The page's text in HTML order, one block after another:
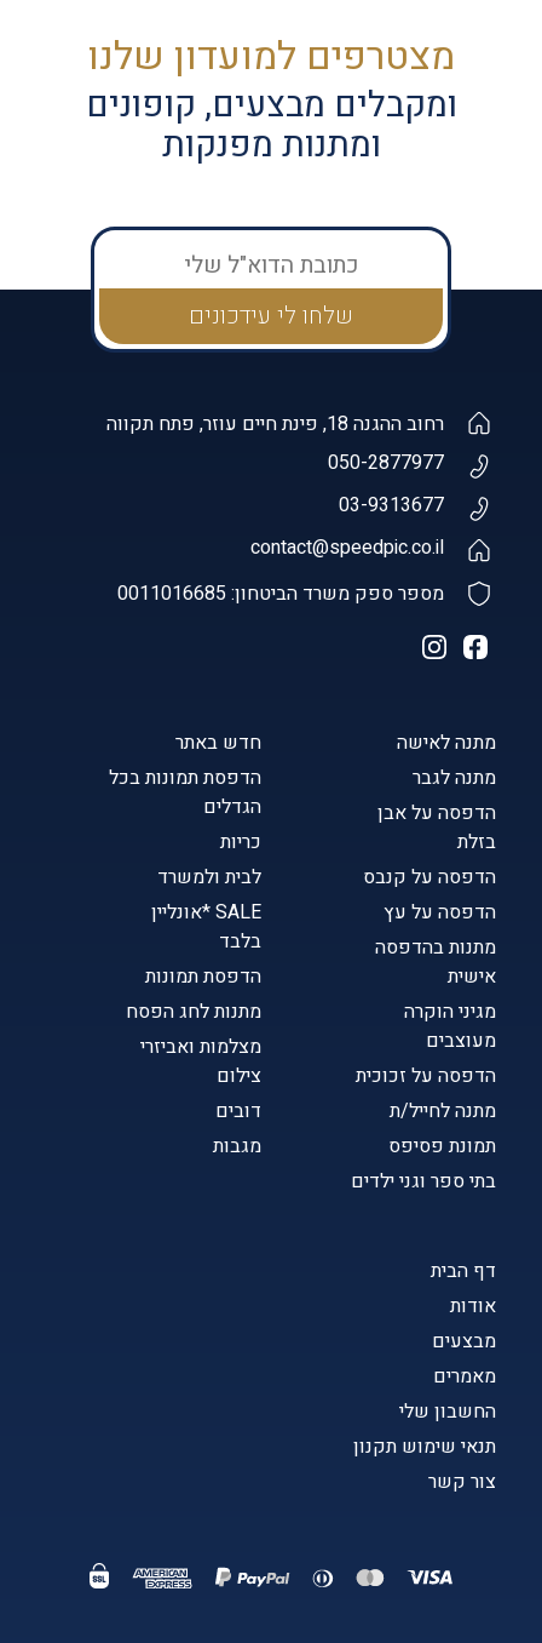
מצטרפים למועדון שלנו
ומקבלים מבצעים, קופונים
ומתנות מפנקות
דף הבית
אודות
מבצעים
מאמרים
החשבון שלי
תנאי שימוש תקנון
צור קשר
מתנה לאישה
מתנה לגבר
הדפסה על אבן
בזלת
הדפסה על קנבס
הדפסה על עץ
מתנות בהדפסה
אישית
מגיני הוקרה
מעוצבים
הדפסה על זכוכית
מתנה לחייל/ת
תמונת פסיפס
בתי ספר וגני ילדים
חדש באתר
הדפסת תמונות בכל
הגדלים
כריות
לבית ולמשרד
SALE *אונליין
בלבד
הדפסת תמונות
מתנות לחג הפסח
מצלמות ואביזרי
צילום
דובים
מגבות
רחוב ההגנה 18, פינת חיים עוזר, פתח תקווה
050-2877977
03-9313677
contact@speedpic.co.il
מספר ספק משרד הביטחון: 0011016685